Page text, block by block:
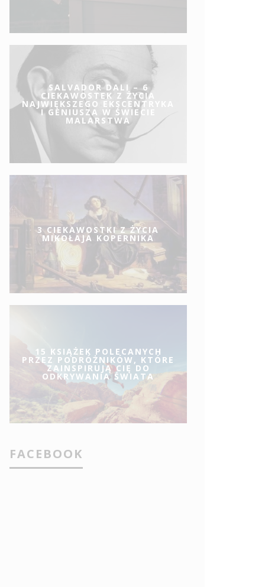
SALVADOR DALI – 6
CIEKAWOSTEK Z ŻYCIA
NAJWIĘKSZEGO EKSCENTRYKA
I GENIUSZA W ŚWIECIE
MALARSTWA
3 CIEKAWOSTKI Z ŻYCIA
MIKOŁAJA KOPERNIKA
15 KSIĄŻEK POLECANYCH
PRZEZ PODRÓŻNIKÓW, KTÓRE
ZAINSPIRUJĄ CIĘ DO
ODKRYWANIA ŚWIATA
FACEBOOK